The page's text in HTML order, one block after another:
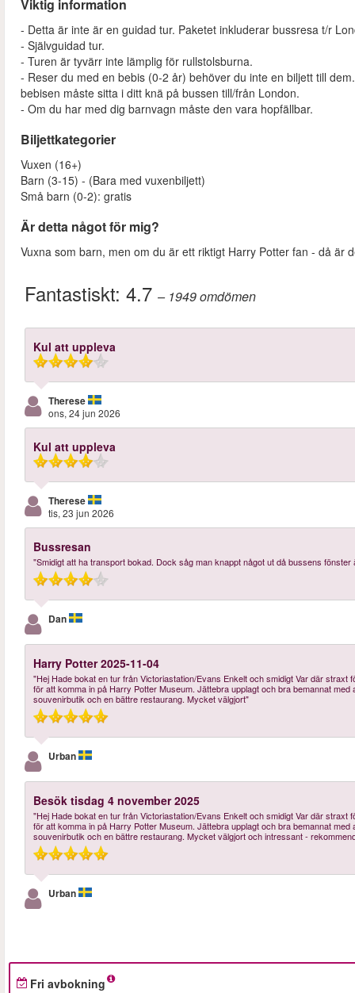
Viktig information
- Detta är inte är en guidad tur. Paketet inkluderar bussresa t/r
- Självguidad tur.
- Turen är tyvärr inte lämplig för rullstolsburna.
- Reser du med en bebis (0-2 år) behöver du inte en biljett till
bebisen måste sitta i ditt knä på bussen till/från London.
- Om du har med dig barnvagn måste den vara hopfällbar.
Biljettkategorier
Vuxen (16+)
Barn (3-15) - (Bara med vuxenbiljett)
Små barn (0-2): gratis
Är detta något för mig?
Vuxna som barn, men om du är ett riktigt Harry Potter fan - då är
Fantastiskt: 4.7 – 1949omdömen
Kul att uppleva
Therese
ons, 24 jun 2026
Kul att uppleva
Therese
tis, 23 jun 2026
Bussresan
"Smidigt att ha transport bokad. Dock såg man knappt något ut då bussens
Dan
Harry Potter 2025-11-04
"Hej Hade bokat en tur från Victoriastation/Evans Enkelt och smidigt Var där
för att komma in på Harry Potter Museum. Jättebra upplagt och bra bemannat
souvenirbutik och en bättre restaurang. Mycket välgjort"
Urban
Besök tisdag 4 november 2025
"Hej Hade bokat en tur från Victoriastation/Evans Enkelt och smidigt Var där
för att komma in på Harry Potter Museum. Jättebra upplagt och bra bemannat
souvenirbutik och en bättre restaurang. Mycket välgjort och intressant -
Urban
Fri avbokning